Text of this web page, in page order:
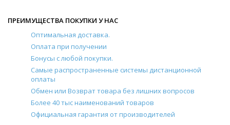
ПРЕИМУЩЕСТВА ПОКУПКИ У НАС
Оптимальная доставка.
Оплата при получении
Бонусы с любой покупки.
Самые распространенные системы дистанционной
оплаты
Обмен или Возврат товара без лишних вопросов
Более 40 тыс наименований товаров
Официальная гарантия от производителей